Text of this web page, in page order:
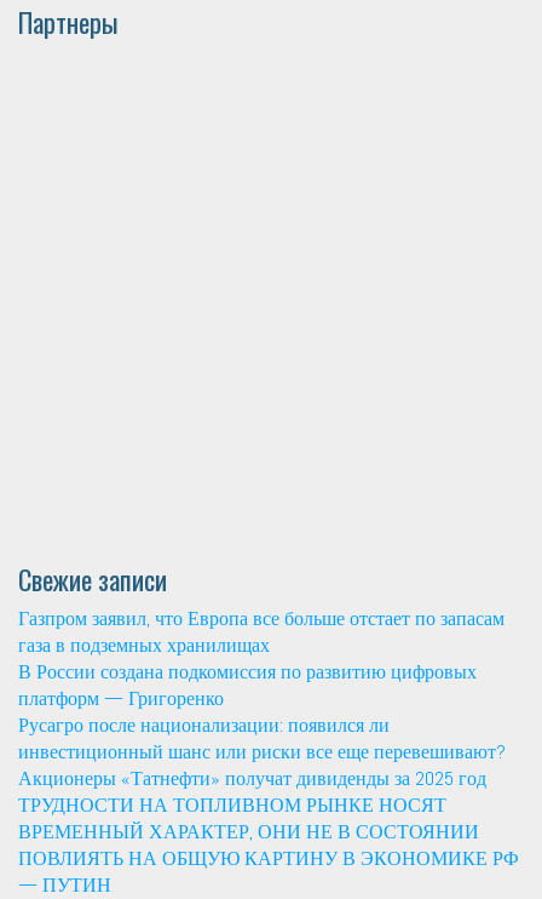
Партнеры
Свежие записи
Газпром заявил, что Европа все больше отстает по запасам
газа в подземных хранилищах
В России создана подкомиссия по развитию цифровых
платформ — Григоренко
Русагро после национализации: появился ли
инвестиционный шанс или риски все еще перевешивают?
Акционеры «Татнефти» получат дивиденды за 2025 год
ТРУДНОСТИ НА ТОПЛИВНОМ РЫНКЕ НОСЯТ
ВРЕМЕННЫЙ ХАРАКТЕР, ОНИ НЕ В СОСТОЯНИИ
ПОВЛИЯТЬ НА ОБЩУЮ КАРТИНУ В ЭКОНОМИКЕ РФ
— ПУТИН